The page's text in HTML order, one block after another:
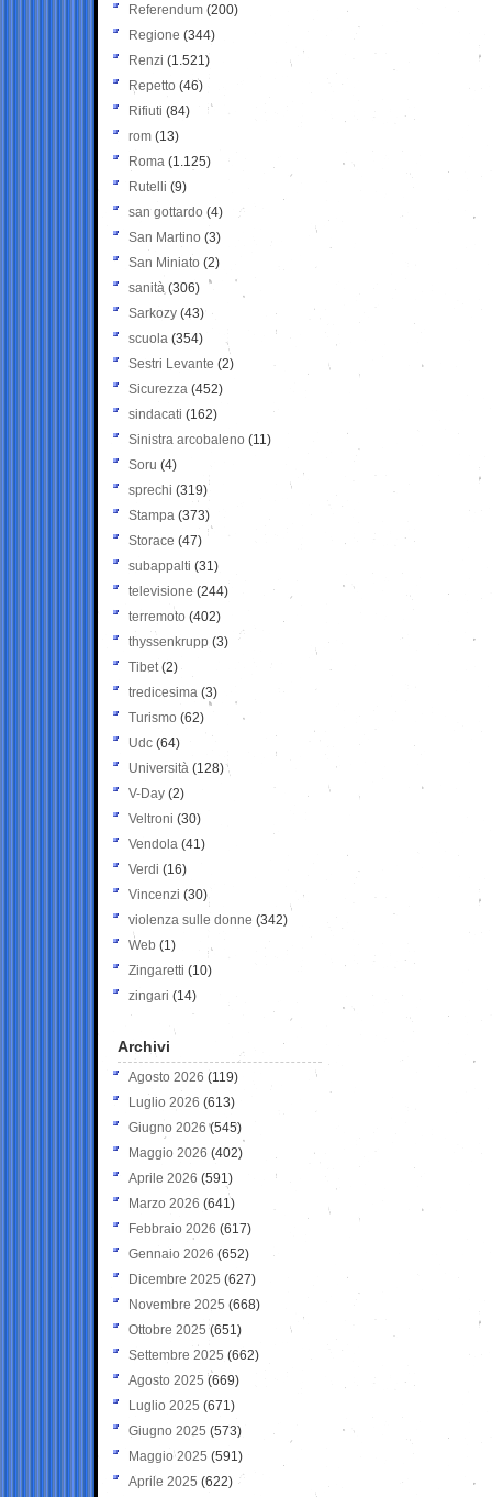
Referendum (200)
Regione (344)
Renzi (1.521)
Repetto (46)
Rifiuti (84)
rom (13)
Roma (1.125)
Rutelli (9)
san gottardo (4)
San Martino (3)
San Miniato (2)
sanità (306)
Sarkozy (43)
scuola (354)
Sestri Levante (2)
Sicurezza (452)
sindacati (162)
Sinistra arcobaleno (11)
Soru (4)
sprechi (319)
Stampa (373)
Storace (47)
subappalti (31)
televisione(244)
terremoto (402)
thyssenkrupp (3)
Tibet(2)
tredicesima (3)
Turismo (62)
Udc (64)
Università (128)
V-Day (2)
Veltroni (30)
Vendola (41)
Verdi (16)
Vincenzi (30)
violenza sulle donne (342)
Web (1)
Zingaretti (10)
zingari (14)
Archivi
Agosto 2026 (119)
Luglio 2026 (613)
Giugno 2026 (545)
Maggio 2026 (402)
Aprile 2026 (591)
Marzo 2026 (641)
Febbraio 2026 (617)
Gennaio 2026 (652)
Dicembre 2025 (627)
Novembre 2025 (668)
Ottobre 2025 (651)
Settembre 2025 (662)
Agosto 2025 (669)
Luglio 2025 (671)
Giugno 2025 (573)
Maggio 2025 (591)
Aprile 2025 (622)